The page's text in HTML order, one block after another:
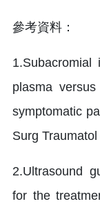
參考資料：
1.Subacromial
plasma
symptomatic
Surg
2.Ultrasound
for the